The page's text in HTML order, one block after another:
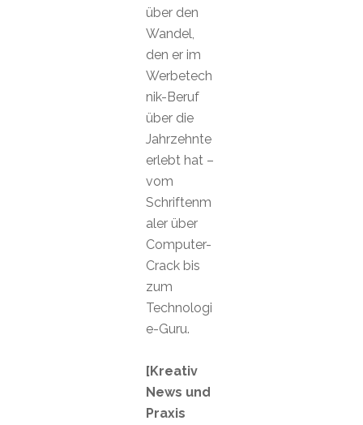
über den
Wandel,
den er im
Werbetech
nik-Beruf
über die
Jahrzehnte
erlebt hat –
vom
Schriftenm
aler über
Computer-
Crack bis
zum
Technologi
e-Guru.
[Kreativ
News und
Praxis